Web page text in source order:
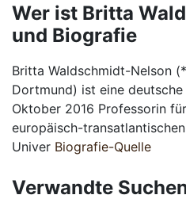
Wer ist Britta
und Biografie
Britta Waldschmidt-Nelson
Dortmund) ist eine
Oktober 2016 Professorin
europäisch-
Univer Biografie-Quelle
Verwandte